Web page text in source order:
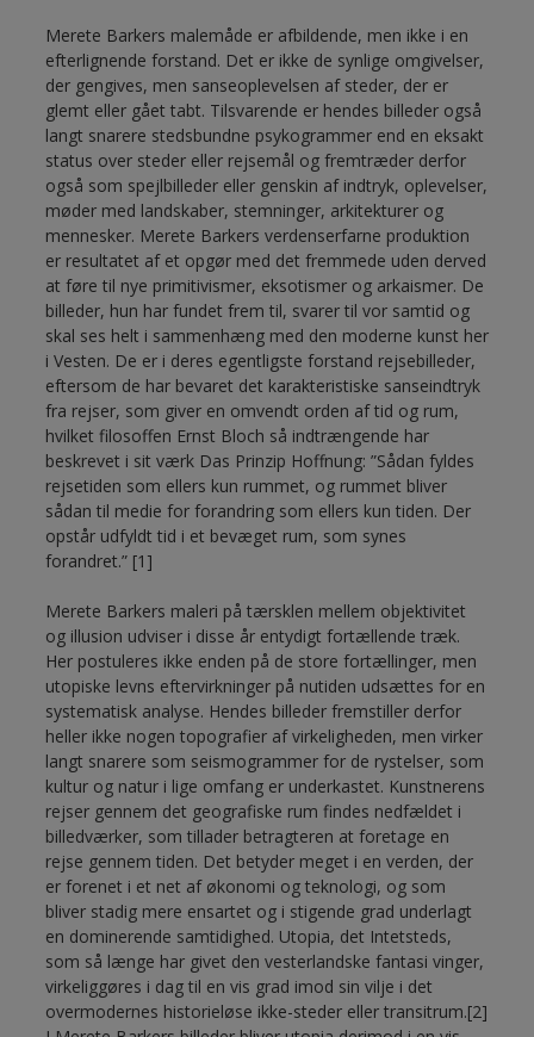
Merete Barkers malemåde er afbildende, men ikke i en
efterlignende forstand. Det er ikke de synlige omgivelser,
der gengives, men sanseoplevelsen af steder, der er
glemt eller gået tabt. Tilsvarende er hendes billeder også
langt snarere stedsbundne psykogrammer end en eksakt
status over steder eller rejsemål og fremtræder derfor
også som spejlbilleder eller genskin af indtryk, oplevelser,
møder med landskaber, stemninger, arkitekturer og
mennesker. Merete Barkers verdenserfarne produktion
er resultatet af et opgør med det fremmede uden derved
at føre til nye primitivismer, eksotismer og arkaismer. De
billeder, hun har fundet frem til, svarer til vor samtid og
skal ses helt i sammenhæng med den moderne kunst her
i Vesten. De er i deres egentligste forstand rejsebilleder,
eftersom de har bevaret det karakteristiske sanseindtryk
fra rejser, som giver en omvendt orden af tid og rum,
hvilket filosoffen Ernst Bloch så indtrængende har
beskrevet i sit værk Das Prinzip Hoffnung: ”Sådan fyldes
rejsetiden som ellers kun rummet, og rummet bliver
sådan til medie for forandring som ellers kun tiden. Der
opstår udfyldt tid i et bevæget rum, som synes
forandret.” [1]
Merete Barkers maleri på tærsklen mellem objektivitet
og illusion udviser i disse år entydigt fortællende træk.
Her postuleres ikke enden på de store fortællinger, men
utopiske levns eftervirkninger på nutiden udsættes for en
systematisk analyse. Hendes billeder fremstiller derfor
heller ikke nogen topografier af virkeligheden, men virker
langt snarere som seismogrammer for de rystelser, som
kultur og natur i lige omfang er underkastet. Kunstnerens
rejser gennem det geografiske rum findes nedfældet i
billedværker, som tillader betragteren at foretage en
rejse gennem tiden. Det betyder meget i en verden, der
er forenet i et net af økonomi og teknologi, og som
bliver stadig mere ensartet og i stigende grad underlagt
en dominerende samtidighed. Utopia, det Intetsteds,
som så længe har givet den vesterlandske fantasi vinger,
virkeliggøres i dag til en vis grad imod sin vilje i det
overmodernes historieløse ikke-steder eller transitrum.[2]